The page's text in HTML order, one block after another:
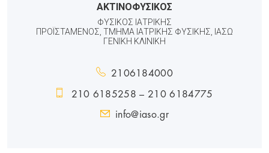
ΑΚΤΙΝΟΦΥΣΙΚΟΣ
ΦΥΣΙΚΌΣ ΙΑΤΡΙΚΉΣ
ΠΡΟΪΣΤΆΜΕΝΟΣ, ΤΜΉΜΑ ΙΑΤΡΙΚΉΣ ΦΥΣΙΚΉΣ, ΙΑΣΩ
ΓΕΝΙΚΉ ΚΛΙΝΙΚΉ
2106184000
210 6185258 – 210 6184775
info@iaso.gr